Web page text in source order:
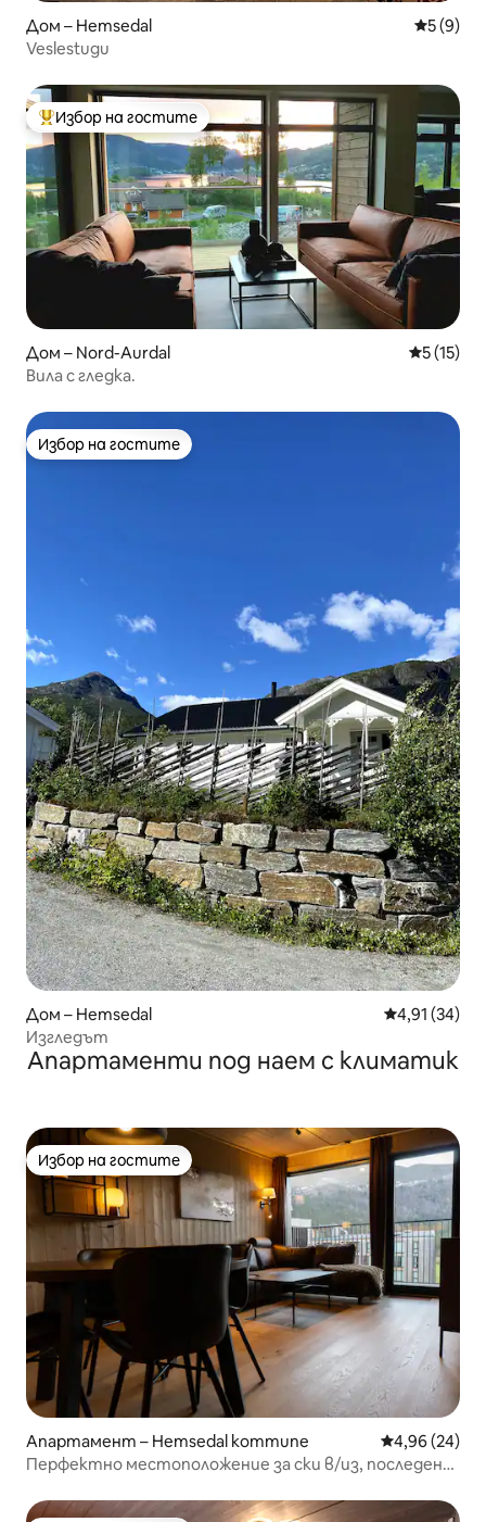
Дом – Hemsedal Средна
5 (9)
Veslestugu
Най-популярен избор на гостите
Избор на гостите
Дом – Nord-Aurdal Средна
5 (15)
Вила с гледка.
Избор на гостите
Избор на гостите
Дом – Hemsedal Средна
4,91 (34)
Изгледът
Апартаменти под наем с климатик
Избор на гостите
Избор на гостите
Апартамент – Hemsedal kommune Средна
4,96 (24)
Перфектно местоположение за ски в/из, последен